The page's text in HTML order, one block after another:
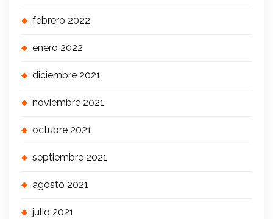
febrero 2022
enero 2022
diciembre 2021
noviembre 2021
octubre 2021
septiembre 2021
agosto 2021
julio 2021